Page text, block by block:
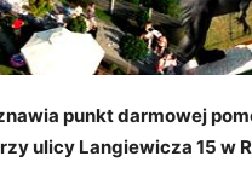
punkt darmowej
ulicy Langiewicza 15 w